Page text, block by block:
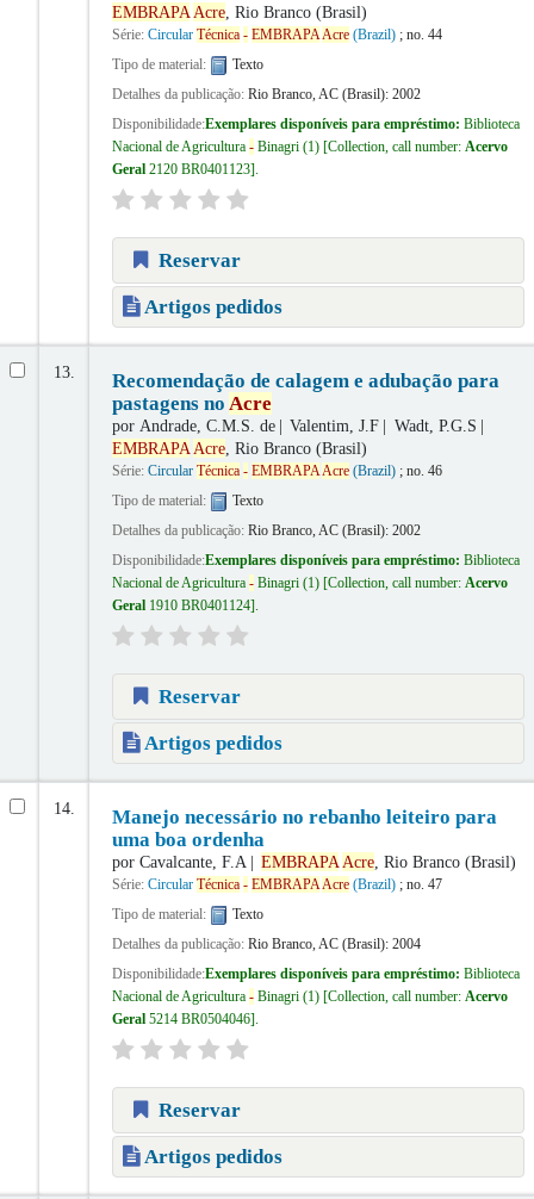
EMBRAPA Acre, Rio Branco (Brasil)
Série: Circular Técnica - EMBRAPA Acre(Brazil); no. 44
Tipo de material:
Texto
Detalhes da publicação: Rio Branco, AC (Brasil): 2002
Disponibilidade:Exemplares disponíveis para empréstimo: Biblioteca
Nacional de Agricultura -Binagri(1) Collection, call number: Acervo
Geral 2120 BR0401123 .
Reservar
Artigos pedidos
13.
Recomendação de calagem e adubação para
pastagens no Acre
por Andrade, C.M.S. de Valentim, J.F
Wadt, P.G.S
EMBRAPA Acre, Rio Branco (Brasil)
Série: Circular Técnica - EMBRAPA Acre(Brazil); no. 46
Tipo de material:
Texto
Detalhes da publicação: Rio Branco, AC (Brasil): 2002
Disponibilidade:Exemplares disponíveis para empréstimo: Biblioteca
Nacional de Agricultura -Binagri(1) Collection, call number: Acervo
Geral 1910 BR0401124 .
Reservar
Artigos pedidos
14.
Manejo necessário no rebanho leiteiro para
uma boa ordenha
por Cavalcante, F.A EMBRAPA Acre , Rio Branco (Brasil)
Série: Circular Técnica - EMBRAPA Acre(Brazil); no. 47
Tipo de material:
Texto
Detalhes da publicação: Rio Branco, AC (Brasil): 2004
Disponibilidade:Exemplares disponíveis para empréstimo: Biblioteca
Nacional de Agricultura -Binagri(1) Collection, call number: Acervo
Geral 5214 BR0504046 .
Reservar
Artigos pedidos